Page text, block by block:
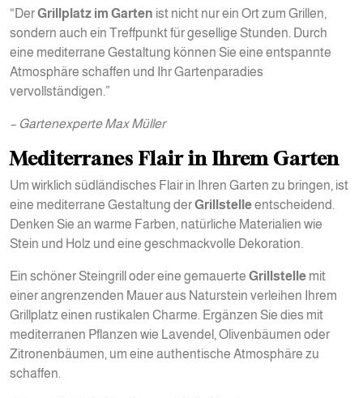
“DerGrillplatz im Garten ist nicht nur ein Ort zum Grillen,
sondern auch ein Treffpunkt für gesellige Stunden. Durch
eine mediterrane Gestaltung können Sie eine entspannte
Atmosphäre schaffen und Ihr Gartenparadies
vervollständigen.”
– Gartenexperte Max Müller
Mediterranes Flair in Ihrem Garten
Um wirklich südländisches Flair in Ihren Garten zu bringen, ist
eine mediterrane Gestaltung derGrillstelleentscheidend.
Denken Sie an warme Farben, natürliche Materialien wie
Stein und Holz und eine geschmackvolle Dekoration.
Ein schöner Steingrill oder eine gemauerte Grillstelle mit
einer angrenzenden Mauer aus Naturstein verleihen Ihrem
Grillplatz einen rustikalen Charme. Ergänzen Sie dies mit
mediterranen Pflanzen wie Lavendel, Olivenbäumen oder
Zitronenbäumen, um eine authentische Atmosphäre zu
schaffen.